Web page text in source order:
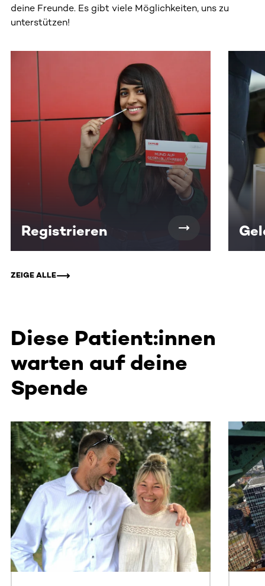
deine Freunde. Es gibt viele Möglichkeiten, uns zu
unterstützen!
Dieser Bereich enthält horizontal scrollbare Inhalte.
Registrieren
ZEIGE ALLE
Diese Patient:innen
warten auf deine
Spende
Dieser Bereich enthält horizontal scrollbare Inhalte.